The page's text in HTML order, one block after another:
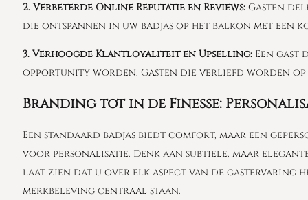
2. Verbeterde Online Reputatie en Reviews: Gasten
die ontspannen in uw badjas op het balkon met
3. Verhoogde Klantloyaliteit en Upselling: Een gast
opportunity worden. Gasten die verliefd worden op
Branding tot in de Finesse:
Een standaard badjas biedt comfort, maar een
voor personalisatie. Denk aan subtiele, maar
laat zien dat u over elk aspect van de gastervaring
merkbeleving centraal staan.